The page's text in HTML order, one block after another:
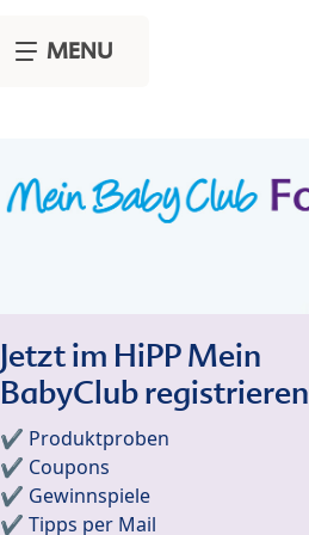
MENU
Jetzt im HiPP Mein
BabyClub registrieren
✔️ Produktproben
✔️ Coupons
✔️ Gewinnspiele
✔️ Tipps per Mail